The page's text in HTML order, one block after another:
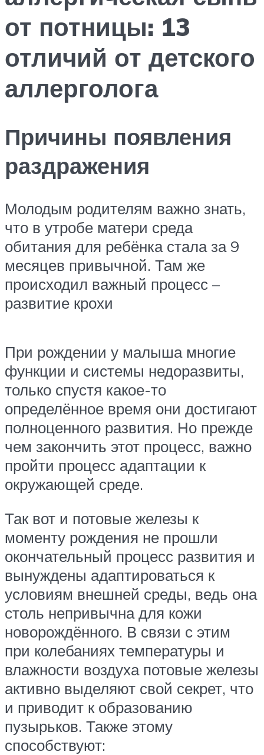
от потницы: 13
отличий от детского
аллерголога
Причины появления
раздражения
Молодым родителям важно знать,
что в утробе матери среда
обитания для ребёнка стала за 9
месяцев привычной. Там же
происходил важный процесс –
развитие крохи
При рождении у малыша многие
функции и системы недоразвиты,
только спустя какое-то
определённое время они достигают
полноценного развития. Но прежде
чем закончить этот процесс, важно
пройти процесс адаптации к
окружающей среде.
Так вот и потовые железы к
моменту рождения не прошли
окончательный процесс развития и
вынуждены адаптироваться к
условиям внешней среды, ведь она
столь непривычна для кожи
новорождённого. В связи с этим
при колебаниях температуры и
влажности воздуха потовые железы
активно выделяют свой секрет, что
и приводит к образованию
пузырьков. Также этому
способствуют: